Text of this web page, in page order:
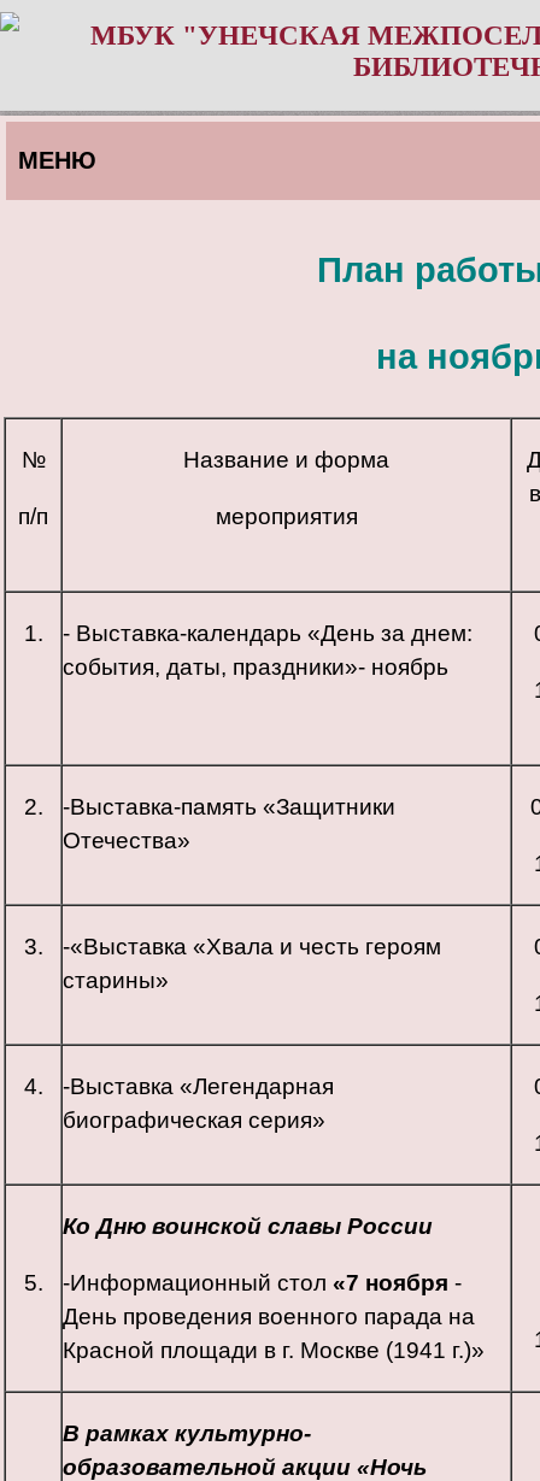
МБУК "УНЕЧСКАЯ
МЕНЮ
План
на
№
п/п
Название и форма
мероприятия
1.
- Выставка-календарь «День за днем:
события, даты, праздники»- ноябрь
2.
-Выставка-память «Защитники
Отечества»
3.
-«Выставка «Хвала и честь героям
старины»
4.
-Выставка «Легендарная
биографическая серия»
5.
Ко Дню воинской славы России
-Информационный стол «7 ноября -
День проведения военного парада на
Красной площади в г. Москве (1941 г.)»
В рамках культурно-
образовательной акции «Ночь